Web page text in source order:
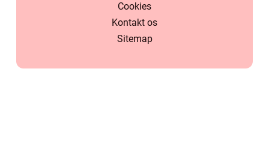
Cookies
Kontakt os
Sitemap